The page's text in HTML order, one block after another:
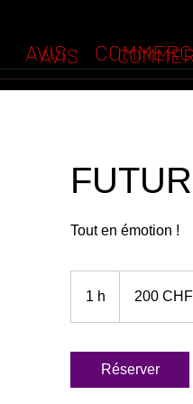
AVIS
AVIS
Tout en émotion !
1 h
suisses
200 CHF
Réserver